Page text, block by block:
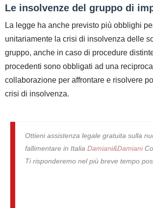
Le insolvenze del gruppo di
La legge ha anche previsto più obblighi
unitariamente la crisi di insolvenza delle
gruppo, anche in caso di procedure
procedenti sono obbligati ad una
collaborazione per affrontare e risolvere
crisi di insolvenza.
Ottieni assistenza legale gratuita sulla
fallimentare in Italia Damiani&Damiani
Ti risponderemo nel più breve tempo